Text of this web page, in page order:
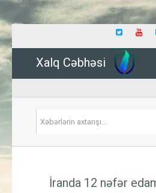
Xalq Cəbhəsi
İranda 12 nəfər